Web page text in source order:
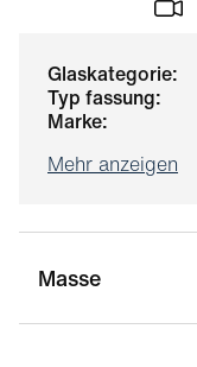
glaskategorie:
typ fassung:
marke:
Mehr anzeigen
Masse